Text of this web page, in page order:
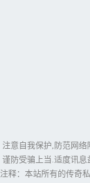
注意自我保护,防范网
谨防受骗上当.适度讯
注释：本站所有的传奇